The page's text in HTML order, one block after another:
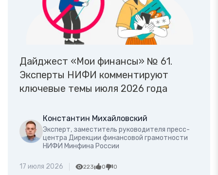
Дайджест «Мои финансы» № 61.
Эксперты НИФИ комментируют
ключевые темы июля 2026 года
Константин Михайловский
Эксперт, заместитель руководителя пресс-
центра Дирекции финансовой грамотности
НИФИ Минфина России
17 июля 2026 223 0 0